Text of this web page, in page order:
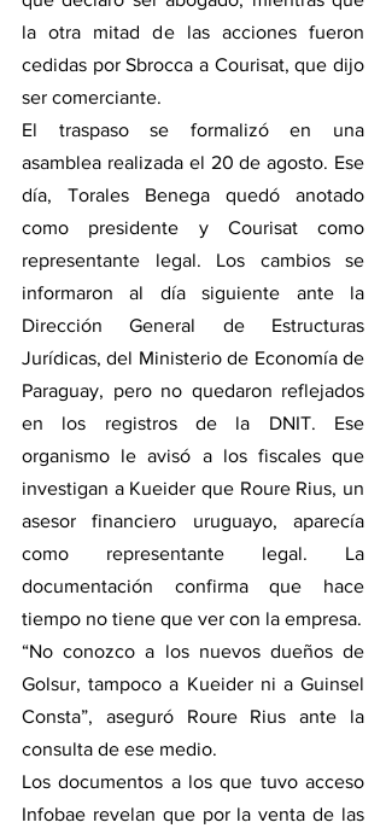
la otra mitad de las acciones fueron
cedidas por Sbrocca a Courisat, que dijo
ser comerciante.
El traspaso se formalizó en una
asamblea realizada el 20 de agosto. Ese
día, Torales Benega quedó anotado
como presidente y Courisat como
representante legal. Los cambios se
informaron al día siguiente ante la
Dirección General de Estructuras
Jurídicas, del Ministerio de Economía de
Paraguay, pero no quedaron reflejados
en los registros de la DNIT. Ese
organismo le avisó a los fiscales que
investigan a Kueider que Roure Rius, un
asesor financiero uruguayo, aparecía
como representante legal. La
documentación confirma que hace
tiempo no tiene que ver con la empresa.
“No conozco a los nuevos dueños de
Golsur, tampoco a Kueider ni a Guinsel
Consta”, aseguró Roure Rius ante la
consulta de ese medio.
Los documentos a los que tuvo acceso
Infobae revelan que por la venta de las